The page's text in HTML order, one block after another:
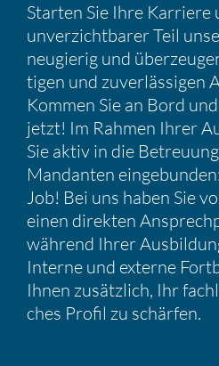
Starten Sie Ihre Karriere
unver­zicht­barer Teil
neugierig und
tigen und zuver­läs­sigen
Kommen Sie an Bord
jetzt! Im Rahmen Ihrer
Sie aktiv in die
Mandanten
Job! Bei uns haben Sie
einen direkten
während Ihrer
Interne und externe
Ihnen zusätz­lich, Ihr
ches Profil zu schärfen.